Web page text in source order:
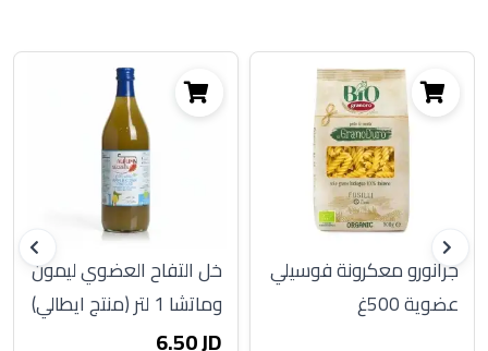
جرانورو معكرونة فوسيلي
عضوية 500غ
خل التفاح العضوي ليمون
وماتشا 1 لتر (منتج ايطالي)
6.50 JD